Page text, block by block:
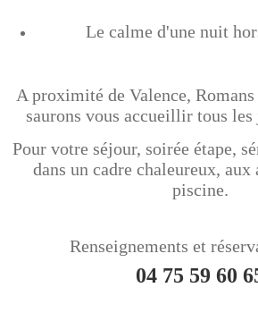
Le calme d'une nuit
A proximité de Valence,
saurons vous accueillir tous les
Pour votre séjour, soirée étape,
dans un cadre chaleureux, aux
piscine.
Renseignements et
04 75 59 60